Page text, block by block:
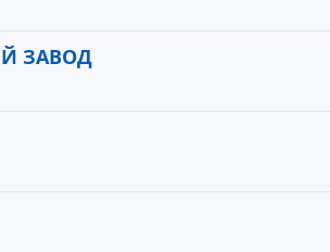
ЗАВОД